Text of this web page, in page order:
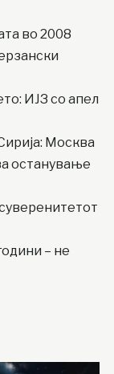
во 2008
ИЈЗ со апел
Москва
останување
– не